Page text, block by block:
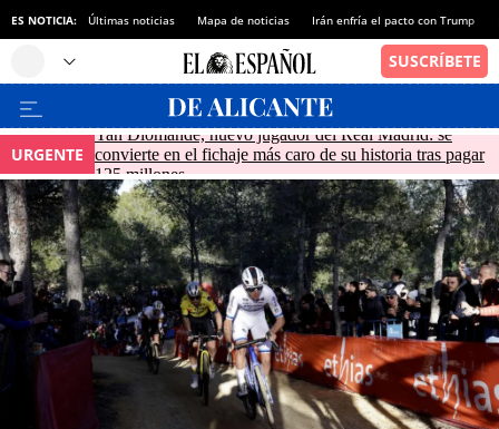
ES NOTICIA: Últimas noticias Mapa de noticias Irán enfría el pacto con Trump
URGENTE
Yan Diomande, nuevo jugador del Real Madrid: se
convierte en el fichaje más caro de su historia tras pagar
125 millones